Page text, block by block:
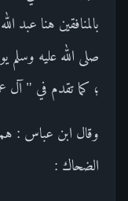
بالمنافقين هنا عبد
صلى الله عليه
؛ كما تقدم في " آل
وقال ابن عباس : هم
الضحاك :